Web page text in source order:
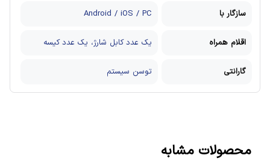
سازگار با Android / iOS / PC
اقلام همراه یک عدد کابل شارژ، یک عدد کیسه
گارانتی توسن سیستم
محصولات مشابه